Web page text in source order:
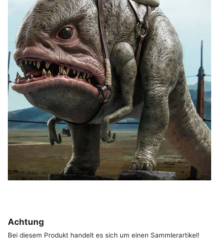
Achtung
Bei diesem Produkt handelt es sich um einen Sammlerartikel!